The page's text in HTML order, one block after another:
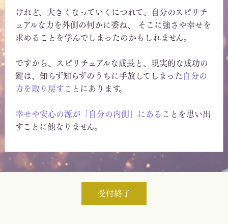
けれど、大きくなっていくにつれて、自分のスピリチ
ュアルな力を外側の何かに委ね、 そこに強さや幸せを
求めることを学んでしまったのかもしれません。
ですから、スピリチュアルな成長と、現実的な成功の
鍵は、知らず知らずのうちに手放してしまった 自分の
力を取り戻すこと にあります。
幸せや安心の源が「自分の内側」にある ことを思い出
すことに他なりません。
受付終了